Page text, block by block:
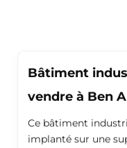
Bâtiment
vendre à Ben
Ce bâtiment
implanté sur une